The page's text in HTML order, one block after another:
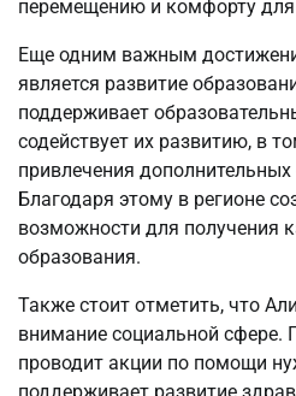
перемещению и комфорту для
Еще одним важным
является развитие
поддерживает
содействует их развитию, в
привлечения
Благодаря этому в регионе
возможности для получения
образования.
Также стоит отметить, что
внимание социальной сфере.
проводит акции по помощи